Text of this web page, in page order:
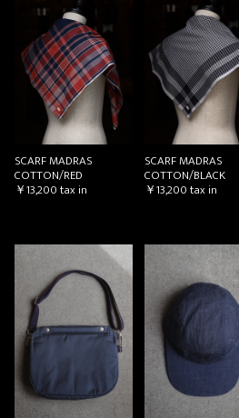
SCARF MADRAS
COTTON/RED
￥13,200tax in
SCARF MADRAS
COTTON/BLACK
￥13,200tax in